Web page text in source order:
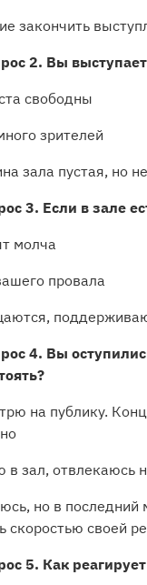
закончить
2. Вы
свободны
зрителей
зала пустая, но
3. Если в зале
молча
провала
4. Вы
на публику.
в зал, отвлекаюсь
но в
скоростью своей
5. Как